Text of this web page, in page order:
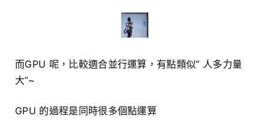
而GPU 呢，比較適合並行運算，有點類似“ 人多力量
大”~
GPU 的過程是同時很多個點運算